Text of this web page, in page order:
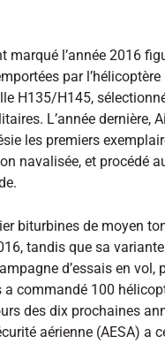
marqué l’année 2016
par
H135/H145,
L’année dernière,
les premiers
navalisée, et procédé
biturbines de moyen
tandis que sa
d’essais en vol,
commandé 100
des dix prochaines
aérienne (AESA) a